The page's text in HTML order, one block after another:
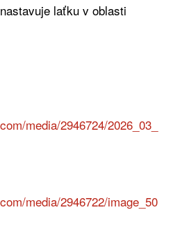
laťku v oblasti
media/2946724/2026_03_
media/2946722/image_50